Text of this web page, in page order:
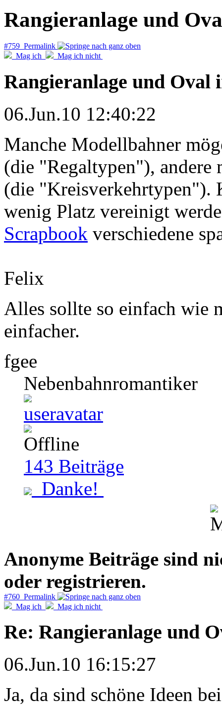
Rangieranlage und
#759 Permalink
Mag ich
Mag ich nicht
Rangieranlage und Oval
06.Jun.10 12:40:22
Manche Modellbahner
(die "Regaltypen"), andere
(die "Kreisverkehrtypen").
wenig Platz vereinigt
Scrapbook verschiedene
Felix
Alles sollte so einfach wie
einfacher.
fgee
Nebenbahnromantiker
143 Beiträge
Danke!
Anonyme Beiträge sind
oder registrieren.
#760 Permalink
Mag ich
Mag ich nicht
Re: Rangieranlage und
06.Jun.10 16:15:27
Ja, da sind schöne Ideen